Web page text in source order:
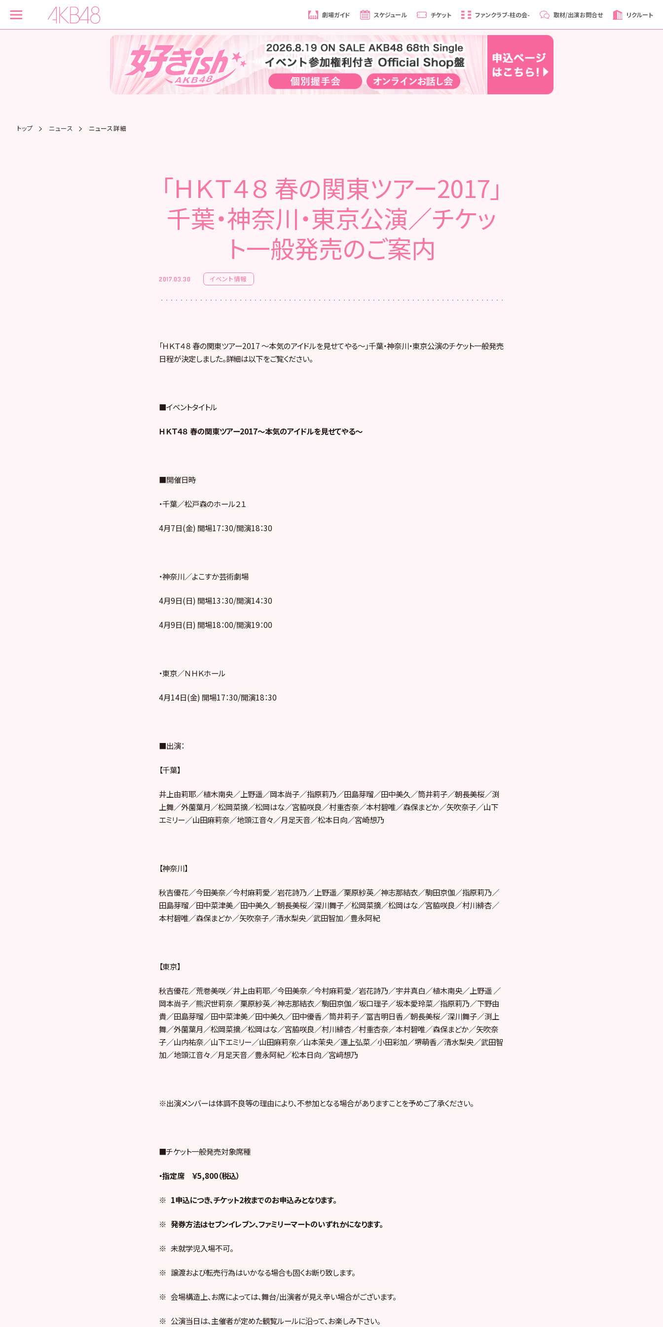
劇場ガイド スケジュール チケット ファンクラブ-柱の会- 取材/出演お問合せ リクルート
トップ ニュース ニュース詳細
「ＨＫＴ４８ 春の関東ツアー2017」
千葉・神奈川・東京公演／チケッ
ト一般発売のご案内
2017.03.30 イベント情報
「ＨＫＴ４８ 春の関東ツアー2017 ～本気のアイドルを見せてやる～」千葉・神奈川・東京公演のチケット一般発売
日程が決定しました。詳細は以下をご覧ください。
■イベントタイトル
ＨＫＴ４８ 春の関東ツアー2017～本気のアイドルを見せてやる～
■開催日時
・千葉／松戸森のホール２１
4月7日(金) 開場17：30/開演18：30
・神奈川／よこすか芸術劇場
4月9日(日) 開場13：30/開演14：30
4月9日(日) 開場18：00/開演19：00
・東京／ＮＨＫホール
4月14日(金) 開場17：30/開演18：30
■出演：
【千葉】
井上由莉耶／植木南央／上野遥／岡本尚子／指原莉乃／田島芽瑠／田中美久／筒井莉子／朝長美桜／渕
上舞／外薗葉月／松岡菜摘／松岡はな／宮脇咲良／村重杏奈／本村碧唯／森保まどか／矢吹奈子／山下
エミリー／山田麻莉奈／地頭江音々／月足天音／松本日向／宮崎想乃
【神奈川】
秋吉優花／今田美奈／今村麻莉愛／岩花詩乃／上野遥／栗原紗英／神志那結衣／駒田京伽／指原莉乃／
田島芽瑠／田中菜津美／田中美久／朝長美桜／深川舞子／松岡菜摘／松岡はな／宮脇咲良／村川緋杏／
本村碧唯／森保まどか／矢吹奈子／清水梨央／武田智加／豊永阿紀
【東京】
秋吉優花／荒巻美咲／井上由莉耶／今田美奈／今村麻莉愛／岩花詩乃／宇井真白／植木南央／上野遥 ／
岡本尚子／熊沢世莉奈／栗原紗英／神志那結衣／駒田京伽／坂口理子／坂本愛玲菜／指原莉乃／下野由
貴／田島芽瑠／田中菜津美／田中美久／田中優香／筒井莉子／冨吉明日香／朝長美桜／深川舞子／渕上
舞／外薗葉月／松岡菜摘／松岡はな／宮脇咲良／村川緋杏／村重杏奈／本村碧唯／森保まどか／矢吹奈
子／山内祐奈／山下エミリー／山田麻莉奈／山本茉央／運上弘菜／小田彩加／堺萌香／清水梨央／武田智
加／地頭江音々／月足天音／豊永阿紀／松本日向／宮﨑想乃
※出演メンバーは体調不良等の理由により、不参加となる場合がありますことを予めご了承ください。
■チケット一般発売対象席種
・指定席 ￥5,800（税込）
※ 1申込につき、チケット2枚までのお申込みとなります。
※ 発券方法はセブンイレブン、ファミリーマートのいずれかになります。
※ 未就学児入場不可。
※ 譲渡および転売行為はいかなる場合も固くお断り致します。
※ 会場構造上、お席によっては、舞台/出演者が見え辛い場合がございます。
※ 公演当日は、主催者が定めた観覧ルールに沿って、お楽しみ下さい。